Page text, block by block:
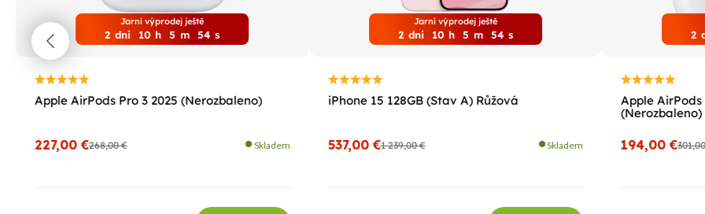
Jarní výprodej ještě
2 dni 10 h 5 m 53 s
Apple AirPods Pro 3 2025 (Nerozbaleno)
268,00 €
227,00 € Skladem
Jarní výprodej ještě
2 dni 10 h 5 m 53 s
iPhone 15 128GB (Stav A) Růžová
1 239,00 €
537,00 € Skladem
2
Apple AirPods
(Nerozbaleno)
194,00 €